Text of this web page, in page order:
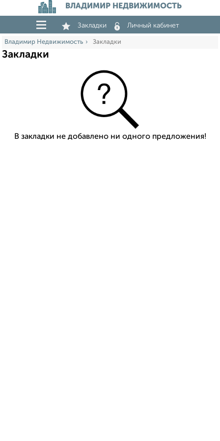
ВЛАДИМИР НЕДВИЖИМОСТЬ
Закладки Личный кабинет
Владимир Недвижимость Закладки
Закладки
В закладки не добавлено ни одного предложения!